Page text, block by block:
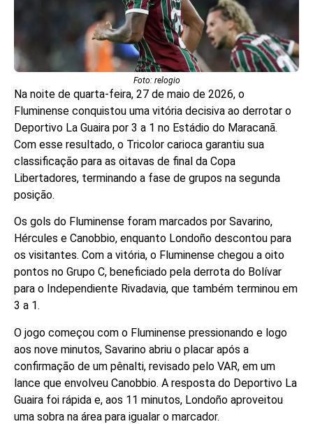
Foto: relogio
Na noite de quarta-feira, 27 de maio de 2026, o
Fluminense conquistou uma vitória decisiva ao derrotar o
Deportivo La Guaira por 3 a 1 no Estádio do Maracanã.
Com esse resultado, o Tricolor carioca garantiu sua
classificação para as oitavas de final da Copa
Libertadores, terminando a fase de grupos na segunda
posição.
Os gols do Fluminense foram marcados por Savarino,
Hércules e Canobbio, enquanto Londoño descontou para
os visitantes. Com a vitória, o Fluminense chegou a oito
pontos no Grupo C, beneficiado pela derrota do Bolívar
para o Independiente Rivadavia, que também terminou em
3 a 1.
O jogo começou com o Fluminense pressionando e logo
aos nove minutos, Savarino abriu o placar após a
confirmação de um pênalti, revisado pelo VAR, em um
lance que envolveu Canobbio. A resposta do Deportivo La
Guaira foi rápida e, aos 11 minutos, Londoño aproveitou
uma sobra na área para igualar o marcador.